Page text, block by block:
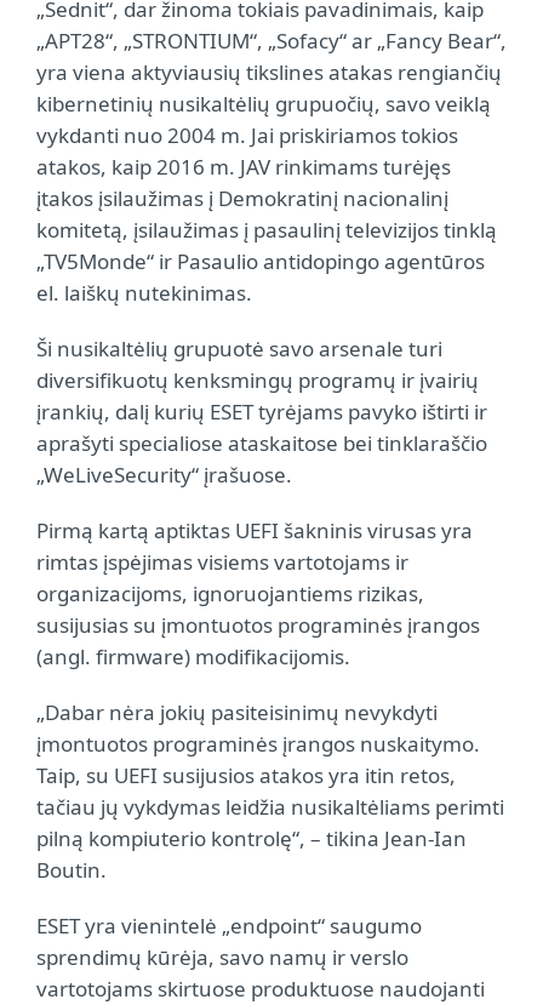
„Sednit“, dar žinoma tokiais pavadinimais, kaip
„APT28“, „STRONTIUM“, „Sofacy“ ar „Fancy Bear“,
yra viena aktyviausių tikslines atakas rengiančių
kibernetinių nusikaltėlių grupuočių, savo veiklą
vykdanti nuo 2004 m. Jai priskiriamos tokios
atakos, kaip 2016 m. JAV rinkimams turėjęs
įtakos įsilaužimas į Demokratinį nacionalinį
komitetą, įsilaužimas į pasaulinį televizijos tinklą
„TV5Monde“ ir Pasaulio antidopingo agentūros
el. laiškų nutekinimas.
Ši nusikaltėlių grupuotė savo arsenale turi
diversifikuotų kenksmingų programų ir įvairių
įrankių, dalį kurių ESET tyrėjams pavyko ištirti ir
aprašyti specialiose ataskaitose bei tinklaraščio
„WeLiveSecurity“ įrašuose.
Pirmą kartą aptiktas UEFI šakninis virusas yra
rimtas įspėjimas visiems vartotojams ir
organizacijoms, ignoruojantiems rizikas,
susijusias su įmontuotos programinės įrangos
(angl. firmware) modifikacijomis.
„Dabar nėra jokių pasiteisinimų nevykdyti
įmontuotos programinės įrangos nuskaitymo.
Taip, su UEFI susijusios atakos yra itin retos,
tačiau jų vykdymas leidžia nusikaltėliams perimti
pilną kompiuterio kontrolę“, – tikina Jean-Ian
Boutin.
ESET yra vienintelė „endpoint“ saugumo
sprendimų kūrėja, savo namų ir verslo
vartotojams skirtuose produktuose naudojanti